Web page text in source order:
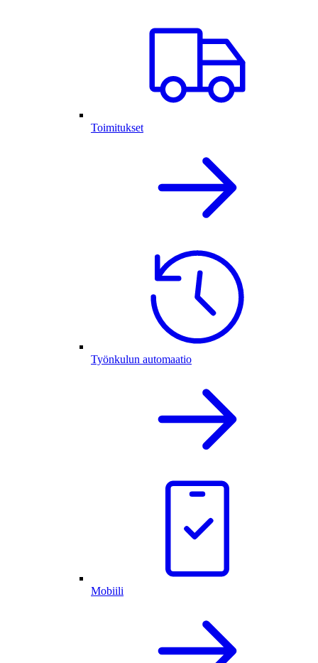
Toimitukset
Työnkulun automaatio
Mobiili